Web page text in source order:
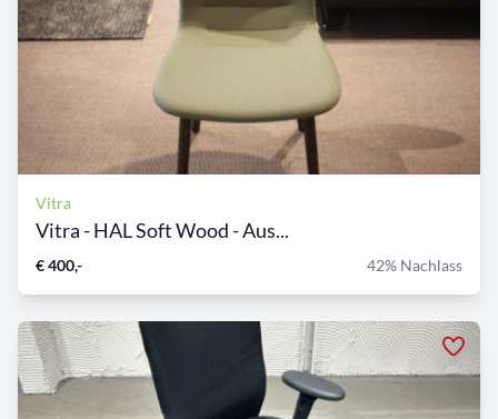
Vitra
Vitra - HAL Soft Wood - Aus...
€ 400,- 42% Nachlass